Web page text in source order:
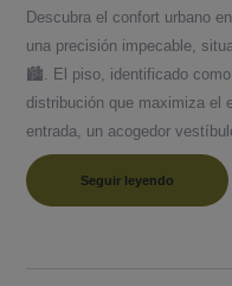
Descubra el confort urbano
una precisión impecable,
🏙️. El piso, identificado
distribución que maximiza el
entrada, un acogedor
Seguir leyendo